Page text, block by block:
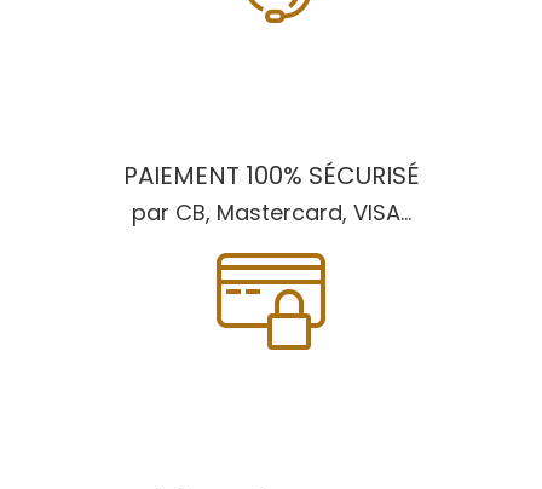
PAIEMENT 100% SÉCURISÉ
par CB, Mastercard, VISA...